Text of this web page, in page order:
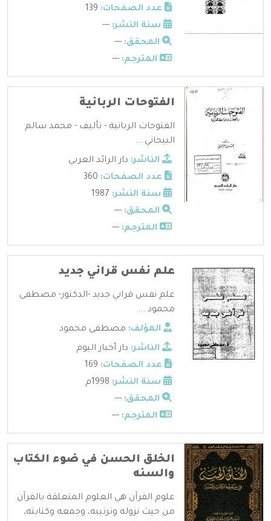
عدد الصفحات:
سنة النشر: ---
المحقق: ---
المترجم: ---
الفتوحات الربانية
الفتوحات الربانية - تأليف - محمد سالم
البيحاني ...
الناشر: دار الرائد العربي
عدد الصفحات:
سنة النشر:
المحقق: ---
المترجم: ---
علم نفس قراني جديد
علم نفس قراني جديد -الدكتور- مصطفى
محمود ...
المؤلف: مصطفى محمود
الناشر: دار أخبار اليوم
عدد الصفحات:
سنة النشر:
المحقق: ---
المترجم: ---
الخلق الحسن في ضوء الكتاب
والسنه
علوم القرآن هي العلوم المتعلقة بالقرآن
من حيث نزوله وترتيبه، وجمعه وكتابته،